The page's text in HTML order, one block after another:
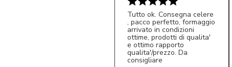
Tutto ok. Consegna celere
, pacco perfetto, formaggio
arrivato in condizioni
ottime, prodotti di qualita'
e ottimo rapporto
qualita'/prezzo. Da
consigliare